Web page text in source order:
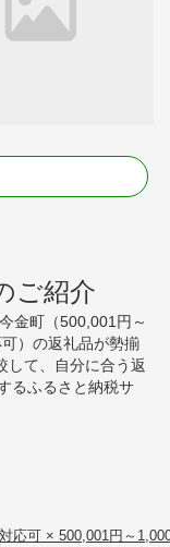
ご紹介
金町（500,001円～
）の返礼品が勢揃
して、自分に合う返
るふるさと納税サ
応可 × 500,001円～